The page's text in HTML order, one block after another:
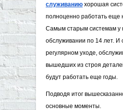
служиванию хорошая
полноценно работать еще
Самым старым системам у
обслуживании по 14 лет. И
регулярном уходе,
вышедших из строя
будут работать еще годы.
Подводя итог
основные моменты.